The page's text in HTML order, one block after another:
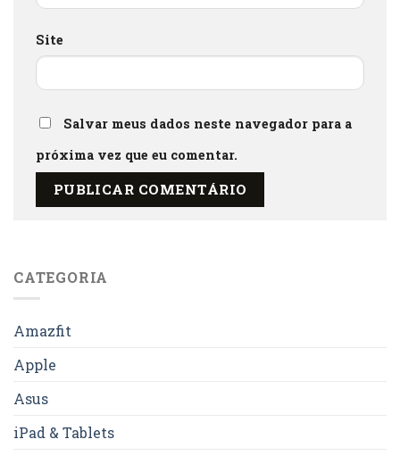
Site
Salvar meus dados neste navegador para a
próxima vez que eu comentar.
CATEGORIA
Amazfit
Apple
Asus
iPad & Tablets